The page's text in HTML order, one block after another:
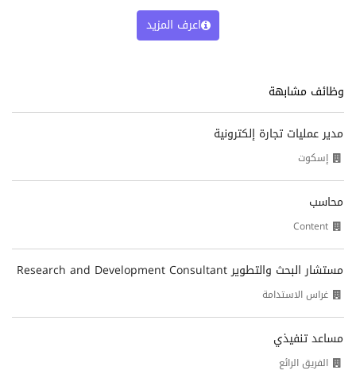
اعرف المزيد
وظائف مشابهة
مدير عمليات تجارة إلكترونية
إسكوت
محاسب
Content
مستشار البحث والتطوير Research and Development Consultant
غراس الاستدامة
مساعد تنفيذي
الفريق الرائع